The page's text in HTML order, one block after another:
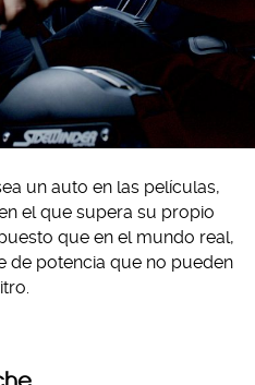
un auto en las películas,
el que supera su propio
que en el mundo real,
de potencia que no pueden